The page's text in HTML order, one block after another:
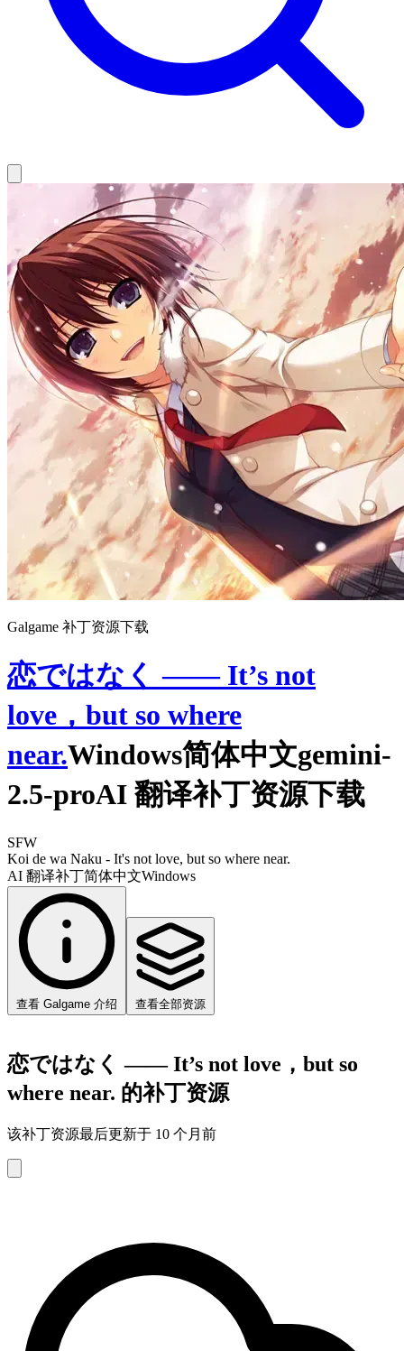
Galgame 补丁资源下载
恋ではなく ―― It’s not
love，but so where
near.Windows简体中文gemini-
2.5-proAI 翻译补丁资源下载
SFW
Koi de wa Naku - It's not love, but so where near.
AI 翻译补丁简体中文Windows
查看 Galgame 介绍 查看全部资源
恋ではなく ―― It’s not love，but so
where near. 的补丁资源
该补丁资源最后更新于 10 个月前